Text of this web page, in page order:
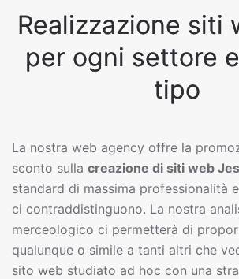
Realizzazione siti
per ogni settore
tipo
La nostra web agency offre la
sconto sulla creazione di siti web
standard di massima professionalità
ci contraddistinguono. La nostra
merceologico ci permetterà di
qualunque o simile a tanti altri che
sito web studiato ad hoc con una